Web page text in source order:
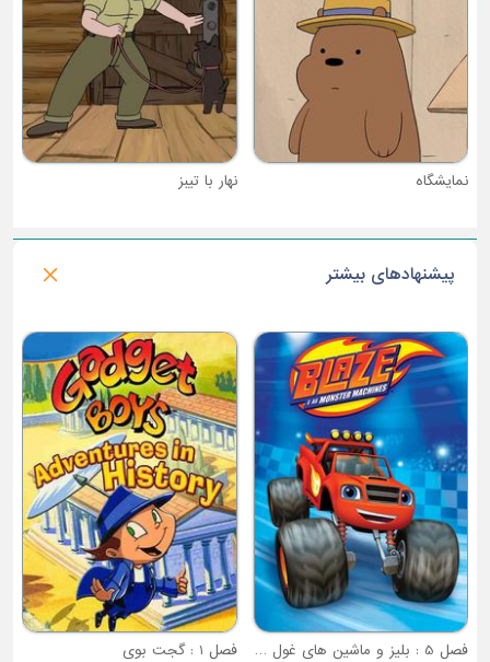
پیشنهادهای بیشتر
فصل 5 : بلیز و ماشین های غول پیکر فصل 1 : گجت بوی
فصل 1 : پرنسس قدرتمند